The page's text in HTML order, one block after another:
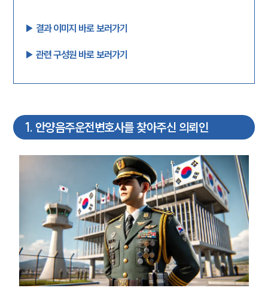
▶︎ 결과 이미지 바로 보러가기
▶︎ 관련 구성원 바로 보러가기
1. 안양음주운전변호사를 찾아주신 의뢰인